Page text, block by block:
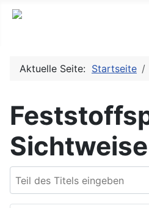
Aktuelle Seite: Startseite